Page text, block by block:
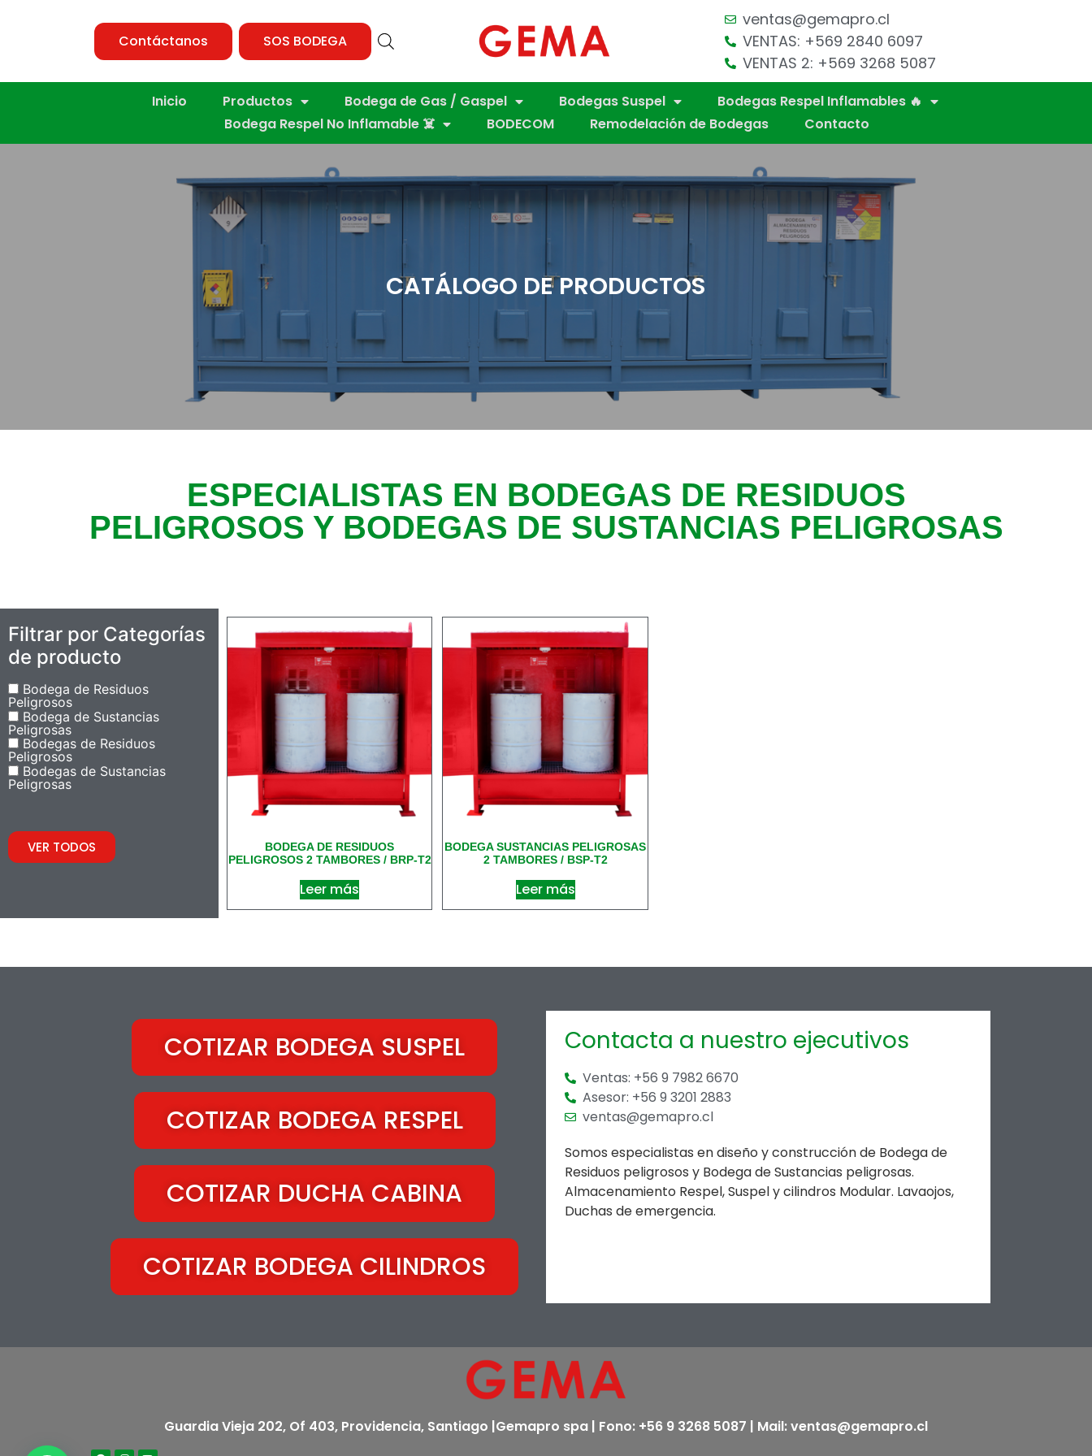
Contáctanos SOS BODEGA
ventas@gemapro.cl
VENTAS: +569 2840 6097
VENTAS 2: +569 3268 5087
Inicio Productos Bodega de Gas / Gaspel Bodegas Suspel
Bodegas Respel Inflamables 🔥
Bodega Respel No Inflamable ☠️
BODECOM Remodelación de Bodegas Contacto
CATÁLOGO DE PRODUCTOS
ESPECIALISTAS EN BODEGAS DE RESIDUOS
PELIGROSOS Y BODEGAS DE SUSTANCIAS PELIGROSAS
Filtrar por Categorías
de producto
Bodega de Residuos
Peligrosos
Bodega de Sustancias
Peligrosas
Bodegas de Residuos
Peligrosos
Bodegas de Sustancias
Peligrosas
VER TODOS
BODEGA DE RESIDUOS
PELIGROSOS 2 TAMBORES / BRP-T2
Leer más
BODEGA SUSTANCIAS PELIGROSAS
2 TAMBORES / BSP-T2
Leer más
COTIZAR BODEGA SUSPEL
COTIZAR BODEGA RESPEL
COTIZAR DUCHA CABINA
COTIZAR BODEGA CILINDROS
Contacta a nuestro ejecutivos
Ventas: +56 9 7982 6670
Asesor: +56 9 3201 2883
ventas@gemapro.cl
Somos especialistas en diseño y construcción de Bodega de
Residuos peligrosos y Bodega de Sustancias peligrosas.
Almacenamiento Respel, Suspel y cilindros Modular. Lavaojos,
Duchas de emergencia.
Guardia Vieja 202, Of 403, Providencia, Santiago |Gemapro spa | Fono: +56 9 3268 5087 | Mail: ventas@gemapro.cl